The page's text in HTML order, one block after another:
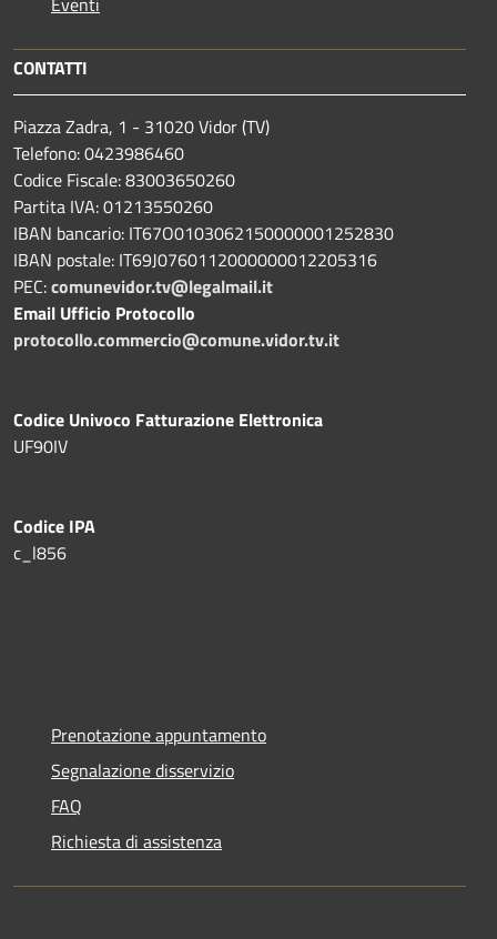
CONTATTI
Piazza Zadra, 1 - 31020 Vidor (TV)
Telefono: 0423986460
Codice Fiscale: 83003650260
Partita IVA: 01213550260
IBAN bancario: IT67O0103062150000001252830
IBAN postale: IT69J0760112000000012205316
PEC:comunevidor.tv@legalmail.it
Email Ufficio Protocollo
protocollo.commercio@comune.vidor.tv.it
Codice Univoco Fatturazione Elettronica
UF90IV
Codice IPA
c_l856
Prenotazione appuntamento
Segnalazione disservizio
FAQ
Richiesta di assistenza